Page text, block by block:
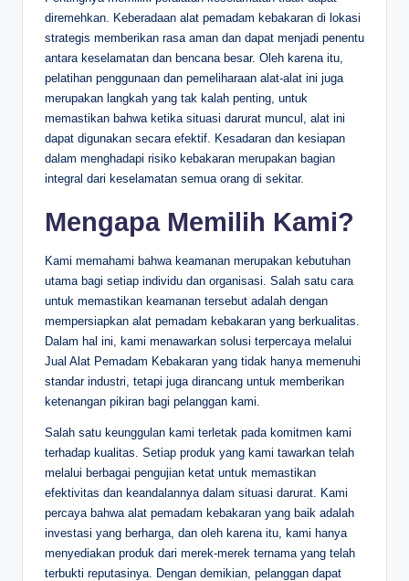
diremehkan. Keberadaan alat pemadam kebakaran di lokasi
strategis memberikan rasa aman dan dapat menjadi penentu
antara keselamatan dan bencana besar. Oleh karena itu,
pelatihan penggunaan dan pemeliharaan alat-alat ini juga
merupakan langkah yang tak kalah penting, untuk
memastikan bahwa ketika situasi darurat muncul, alat ini
dapat digunakan secara efektif. Kesadaran dan kesiapan
dalam menghadapi risiko kebakaran merupakan bagian
integral dari keselamatan semua orang di sekitar.
Mengapa Memilih Kami?
Kami memahami bahwa keamanan merupakan kebutuhan
utama bagi setiap individu dan organisasi. Salah satu cara
untuk memastikan keamanan tersebut adalah dengan
mempersiapkan alat pemadam kebakaran yang berkualitas.
Dalam hal ini, kami menawarkan solusi terpercaya melalui
Jual Alat Pemadam Kebakaran yang tidak hanya memenuhi
standar industri, tetapi juga dirancang untuk memberikan
ketenangan pikiran bagi pelanggan kami.
Salah satu keunggulan kami terletak pada komitmen kami
terhadap kualitas. Setiap produk yang kami tawarkan telah
melalui berbagai pengujian ketat untuk memastikan
efektivitas dan keandalannya dalam situasi darurat. Kami
percaya bahwa alat pemadam kebakaran yang baik adalah
investasi yang berharga, dan oleh karena itu, kami hanya
menyediakan produk dari merek-merek ternama yang telah
terbukti reputasinya. Dengan demikian, pelanggan dapat